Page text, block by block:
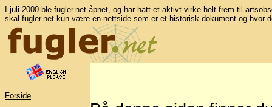
I juli 2000 ble fugler.net åpnet, og har hatt et aktivt virke helt frem til
skal fugler.net kun være en nettside som er et historisk dokument og hvor
Forside